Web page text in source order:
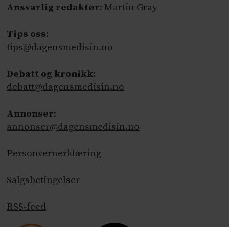
Ansvarlig redaktør: Martin Gray
Tips oss:
tips@dagensmedisin.no
Debatt og kronikk:
debatt@dagensmedisin.no
Annonser:
annonser@dagensmedisin.no
Personvernerklæring
Salgsbetingelser
RSS-feed